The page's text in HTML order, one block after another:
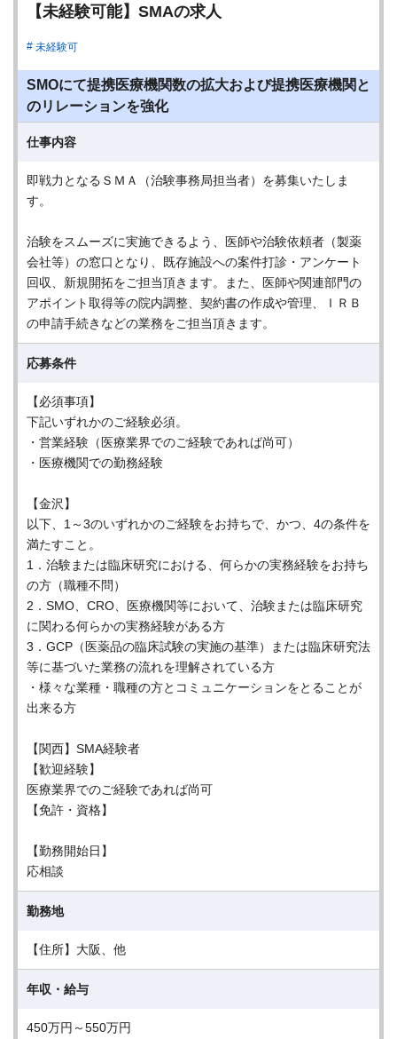
【未経験可能】SMAの求人
未経験可
SMOにて提携医療機関数の拡大および提携医療機関と
のリレーションを強化
仕事内容
即戦力となるＳＭＡ（治験事務局担当者）を募集いたしま
す。
治験をスムーズに実施できるよう、医師や治験依頼者（製薬
会社等）の窓口となり、既存施設への案件打診・アンケート
回収、新規開拓をご担当頂きます。また、医師や関連部門の
アポイント取得等の院内調整、契約書の作成や管理、ＩＲＢ
の申請手続きなどの業務をご担当頂きます。
応募条件
【必須事項】
下記いずれかのご経験必須。
・営業経験（医療業界でのご経験であれば尚可）
・医療機関での勤務経験
【金沢】
以下、1～3のいずれかのご経験をお持ちで、かつ、4の条件を
満たすこと。
1．治験または臨床研究における、何らかの実務経験をお持ち
の方（職種不問）
2．SMO、CRO、医療機関等において、治験または臨床研究
に関わる何らかの実務経験がある方
3．GCP（医薬品の臨床試験の実施の基準）または臨床研究法
等に基づいた業務の流れを理解されている方
・様々な業種・職種の方とコミュニケーションをとることが
出来る方
【関西】SMA経験者
【歓迎経験】
医療業界でのご経験であれば尚可
【免許・資格】
【勤務開始日】
応相談
勤務地
【住所】大阪、他
年収・給与
450万円～550万円